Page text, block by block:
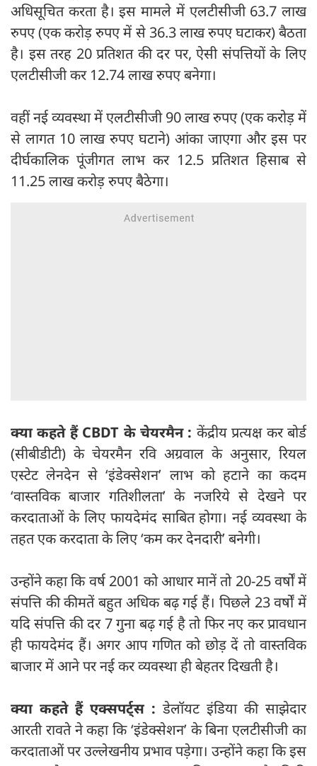
अधिसूचित करता है। इस मामले में एलटीसीजी 63.7 लाख
रुपए (एक करोड़ रुपए में से 36.3 लाख रुपए घटाकर) बैठता
है। इस तरह 20 प्रतिशत की दर पर, ऐसी संपत्तियों के लिए
एलटीसीजी कर 12.74 लाख रुपए बनेगा।
वहीं नई व्यवस्था में एलटीसीजी 90 लाख रुपए (एक करोड़ में
से लागत 10 लाख रुपए घटाने) आंका जाएगा और इस पर
दीर्घकालिक पूंजीगत लाभ कर 12.5 प्रतिशत हिसाब से
11.25 लाख करोड़ रुपए बैठेगा।
क्या कहते हैं CBDT के चेयरमैन : केंद्रीय प्रत्यक्ष कर बोर्ड
(सीबीडीटी) के चेयरमैन रवि अग्रवाल के अनुसार, रियल
एस्टेट लेनदेन से ‘इंडेक्सेशन’ लाभ को हटाने का कदम
‘वास्तविक बाजार गतिशीलता’ के नजरिये से देखने पर
करदाताओं के लिए फायदेमंद साबित होगा। नई व्यवस्था के
तहत एक करदाता के लिए ‘कम कर देनदारी’ बनेगी।
उन्होंने कहा कि वर्ष 2001 को आधार मानें तो 20-25 वर्षों में
संपत्ति की कीमतें बहुत अधिक बढ़ गई हैं। पिछले 23 वर्षों में
यदि संपत्ति की दर 7 गुना बढ़ गई है तो फिर नए कर प्रावधान
ही फायदेमंद हैं। अगर आप गणित को छोड़ दें तो वास्तविक
बाजार में आने पर नई कर व्यवस्था ही बेहतर दिखती है।
क्या कहते हैं एक्सपर्ट्स :डेलॉयट इंडिया की साझेदार
आरती रावते ने कहा कि ‘इंडेक्सेशन’ के बिना एलटीसीजी का
करदाताओं पर उल्लेखनीय प्रभाव पड़ेगा। उन्होंने कहा कि इस